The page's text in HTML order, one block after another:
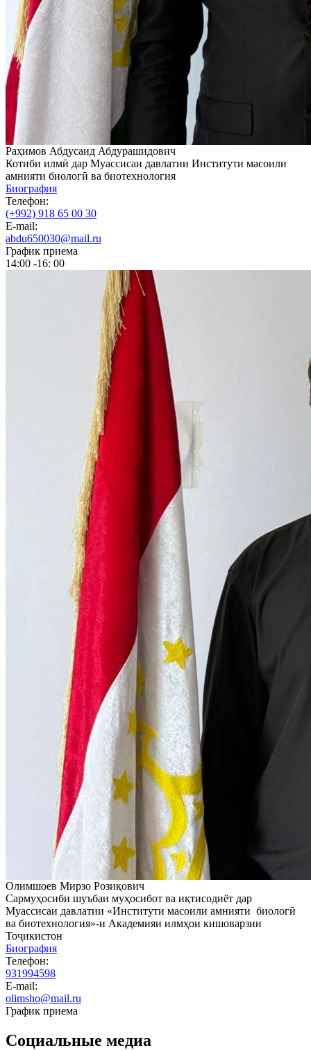
Раҳимов Абдусаид Абдурашидович
Котиби илмӣ дар Муассисаи давлатии Институти масоили
амнияти биологӣ ва биотехнология
Биография
Телефон:
(+992) 918 65 00 30
E-mail:
abdu650030@mail.ru
График приема
14:00 -16: 00
Олимшоев Мирзо Розиқович
Сармуҳосиби шуъбаи муҳосибот ва иқтисодиёт дар
Муассисаи давлатии «Институти масоили амнияти биологӣ
ва биотехнология»-и Академияи илмҳои кишоварзии
Тоҷикистон
Биография
Телефон:
931994598
E-mail:
olimsho@mail.ru
График приема
Социальные медиа